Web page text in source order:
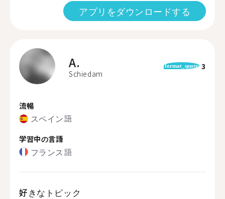
アプリをダウンロードする
A.
Schiedam
format_quote 3
流暢
スペイン語
学習中の言語
フランス語
好きなトピック